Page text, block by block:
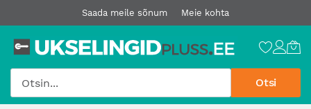
Saada meile sõnum Meie kohta
Otsi